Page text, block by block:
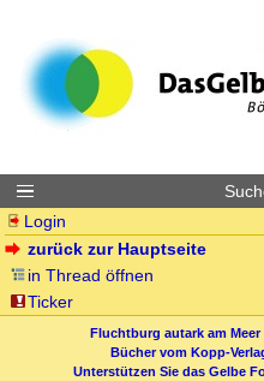
Login
zurück zur Hauptseite
in Thread öffnen
Ticker
Fluchtburg autark am Meer
Bücher vom Kopp-
Unterstützen Sie das Gelbe